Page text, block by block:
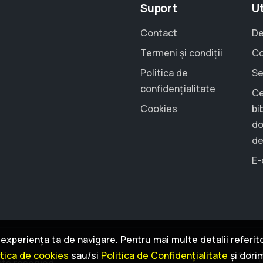
Suport
Contact
Termeni și condiții
Politica de
confidențialitate
Cookies
ta de navigare. Pentru mai multe detalii
de cookies sau/si Politica de Confidențialitate și